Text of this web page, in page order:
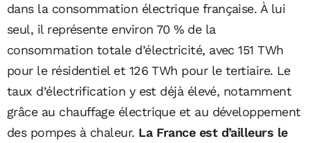
dans la consommation électrique française. À lui
seul, il représente environ 70 % de la
consommation totale d’électricité, avec 151 TWh
pour le résidentiel et 126 TWh pour le tertiaire. Le
taux d’électrification y est déjà élevé, notamment
grâce au chauffage électrique et au développement
des pompes à chaleur. La France est d’ailleurs le